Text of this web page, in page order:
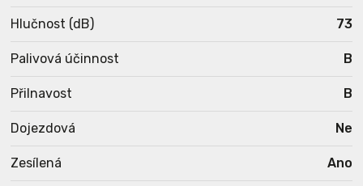
Hlučnost (dB) 73
Palivová účinnost B
Přilnavost B
Dojezdová Ne
Zesílená Ano